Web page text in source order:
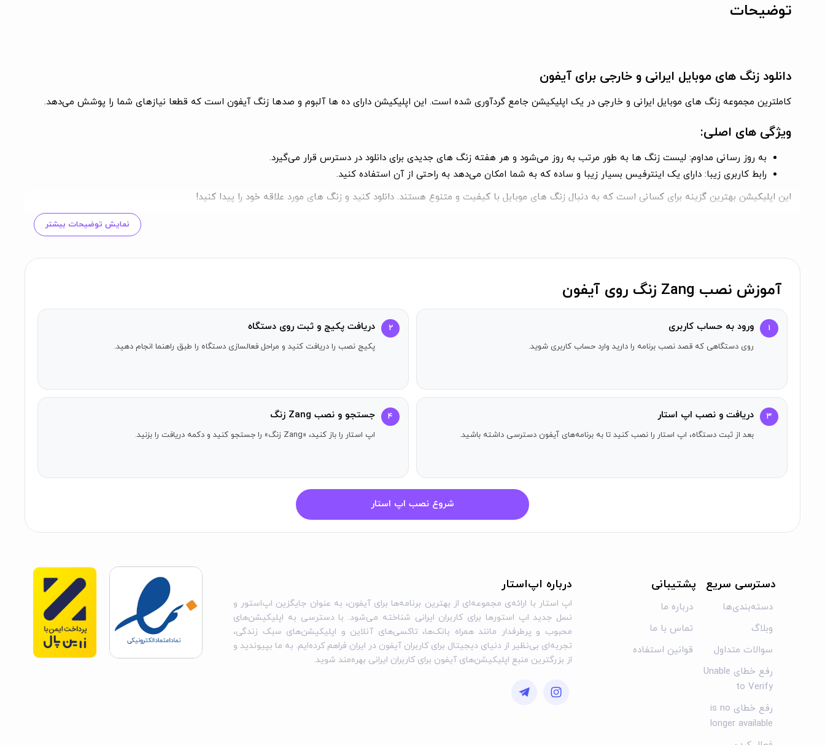
توضیحات
دانلود زنگ های موبایل ایرانی و خارجی برای آیفون
کاملترین مجموعه زنگ های موبایل ایرانی و خارجی در یک اپلیکیشن جامع گردآوری شده است. این اپلیکیشن دارای ده ها آلبوم و صدها زنگ آیفون است که قطعا نیازهای شما را پوشش می‌دهد.
ویژگی های اصلی:
به روز رسانی مداوم: لیست زنگ ها به طور مرتب به روز می‌شود و هر هفته زنگ های جدیدی برای دانلود در دسترس قرار می‌گیرد.
رابط کاربری زیبا: دارای یک اینترفیس بسیار زیبا و ساده که به شما امکان می‌دهد به راحتی از آن استفاده کنید.
این اپلیکیشن بهترین گزینه برای کسانی است که به دنبال زنگ های موبایل با کیفیت و متنوع هستند. دانلود کنید و زنگ های مورد علاقه خود را پیدا کنید!
نمایش توضیحات بیشتر
آموزش نصب Zang زنگ روی آیفون
۱ ورود به حساب کاربری
روی دستگاهی که قصد نصب برنامه را دارید وارد حساب کاربری شوید.
۲ دریافت پکیج و ثبت روی دستگاه
پکیج نصب را دریافت کنید و مراحل فعالسازی دستگاه را طبق راهنما انجام دهید.
۳ دریافت و نصب اپ استار
بعد از ثبت دستگاه، اپ استار را نصب کنید تا به برنامه‌های آیفون دسترسی داشته باشید.
۴ جستجو و نصب Zang زنگ
اپ استار را باز کنید، «Zang زنگ» را جستجو کنید و دکمه دریافت را بزنید.
شروع نصب اپ استار
دسترسی سریع
دسته‌بندی‌ها
وبلاگ
سوالات متداول
رفع خطای Unable
to Verify
رفع خطای is no
longer available
پشتیبانی
درباره ما
تماس با ما
قوانین استفاده
درباره اپ‌استار
اپ استار با ارائه‌ی مجموعه‌ای از بهترین برنامه‌ها برای آیفون، به عنوان جایگزین اپ‌استور و
نسل جدید اپ استورها برای کاربران ایرانی شناخته می‌شود. با دسترسی به اپلیکیشن‌های
محبوب و پرطرفدار مانند همراه بانک‌ها، تاکسی‌های آنلاین و اپلیکیشن‌های سبک زندگی،
تجربه‌ای بی‌نظیر از دنیای دیجیتال برای کاربران آیفون در ایران فراهم کرده‌ایم. به ما بپیوندید و
از بزرگترین منبع اپلیکیشن‌های آیفون برای کاربران ایرانی بهره‌مند شوید.